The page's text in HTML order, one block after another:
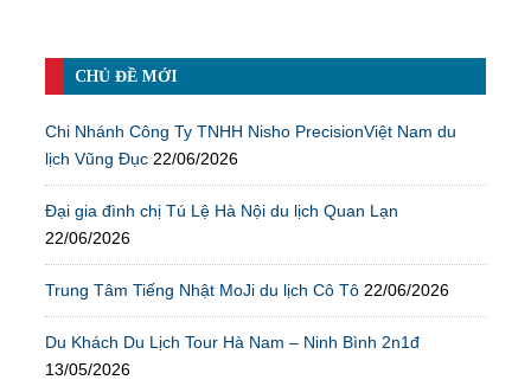
CHỦ ĐỀ MỚI
Chi Nhánh Công Ty TNHH Nisho PrecisionViệt Nam du
lịch Vũng Đục 22/06/2026
Đại gia đình chị Tú Lệ Hà Nội du lịch Quan Lạn
22/06/2026
Trung Tâm Tiếng Nhật MoJi du lịch Cô Tô 22/06/2026
Du Khách Du Lịch Tour Hà Nam – Ninh Bình 2n1đ
13/05/2026